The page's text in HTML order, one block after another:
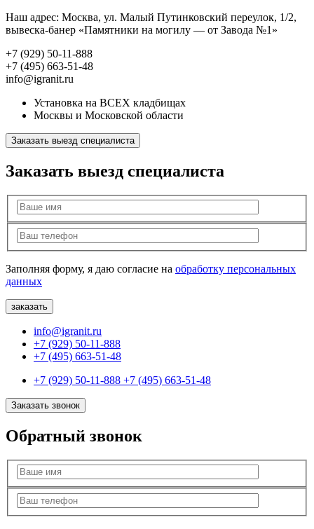
Наш адрес: Москва, ул. Малый Путинковский переулок, 1/2,
вывеска-банер «Памятники на могилу — от Завода №1»
+7 (929) 50-11-888
+7 (495) 663-51-48
info@igranit.ru
Установка на ВСЕХ кладбищах
Москвы и Московской области
Заказать выезд специалиста
Заказать выезд специалиста
Заполняя форму, я даю согласие на обработку персональных
данных
info@igranit.ru
+7 (929) 50-11-888
+7 (495) 663-51-48
+7 (929) 50-11-888 +7 (495) 663-51-48
Заказать звонок
Обратный звонок